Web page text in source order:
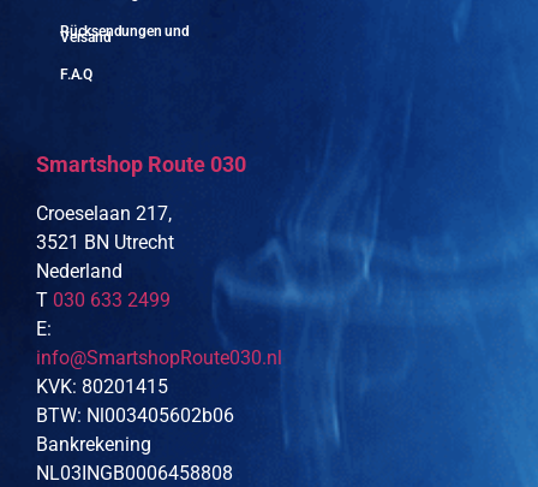
Rücksendungen und
Versand
F.A.Q
Smartshop Route 030
Croeselaan 217,
3521 BN Utrecht
Nederland
T 030 633 2499
E:
info@SmartshopRoute030.nl
KVK: 80201415
BTW: Nl003405602b06
Bankrekening
NL03INGB0006458808